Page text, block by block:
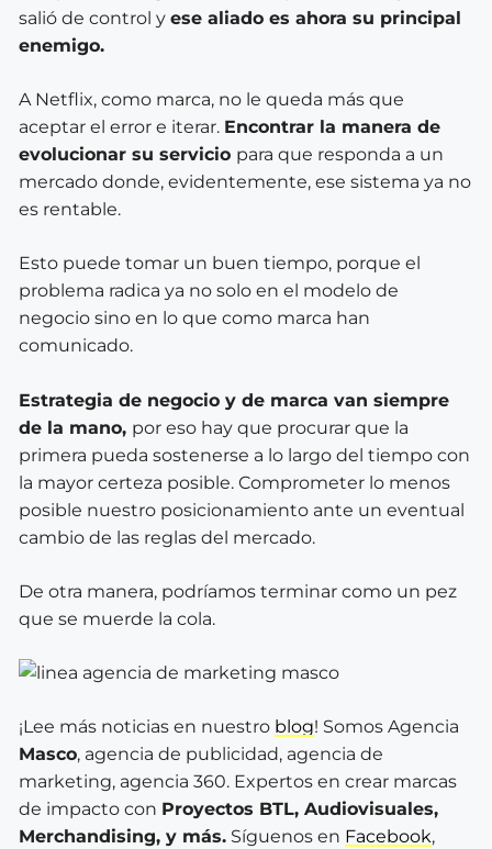
salió de control y ese aliado es ahora su principal
enemigo.
A Netflix, como marca, no le queda más que
aceptar el error e iterar. Encontrar la manera de
evolucionar su servicio para que responda a un
mercado donde, evidentemente, ese sistema ya no
es rentable.
Esto puede tomar un buen tiempo, porque el
problema radica ya no solo en el modelo de
negocio sino en lo que como marca han
comunicado.
Estrategia de negocio y de marca van siempre
de la mano, por eso hay que procurar que la
primera pueda sostenerse a lo largo del tiempo con
la mayor certeza posible. Comprometer lo menos
posible nuestro posicionamiento ante un eventual
cambio de las reglas del mercado.
De otra manera, podríamos terminar como un pez
que se muerde la cola.
¡Lee más noticias en nuestro blog! Somos Agencia
Masco, agencia de publicidad, agencia de
marketing, agencia 360. Expertos en crear marcas
de impacto con Proyectos BTL, Audiovisuales,
Merchandising, y más. Síguenos en Facebook,